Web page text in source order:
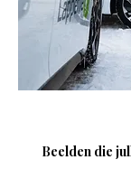
Beelden die